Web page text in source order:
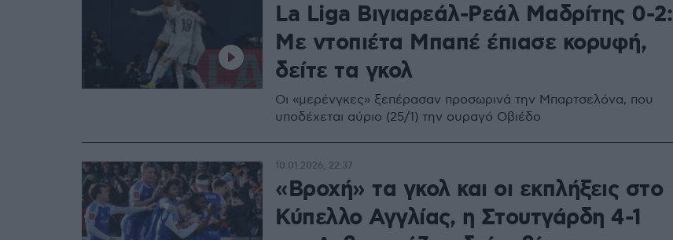
La Liga Βιγιαρεάλ-Ρεάλ Μαδρίτης 0-2:
Με ντοπιέτα Μπαπέ έπιασε κορυφή,
δείτε τα γκολ
Οι «μερένγκες» ξεπέρασαν προσωρινά την Μπαρτσελόνα, που
υποδέχεται αύριο (25/1) την ουραγό Οβιέδο
«Βροχή» τα γκολ και οι εκπλήξεις στο
Κύπελλο Αγγλίας, η Στουτγάρδη 4-1
10.01.2026, 22:37